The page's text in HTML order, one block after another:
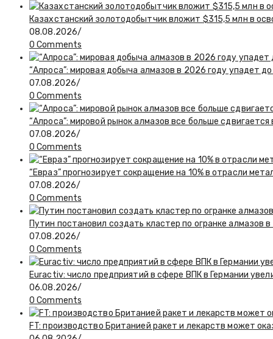
Казахстанский золотодобытчик вложит $315,5 млн в
08.08.2026/
0 Comments
“Алроса”: мировая добыча алмазов в 2026 году упадет
07.08.2026/
0 Comments
“Алроса”: мировой рынок алмазов все больше
07.08.2026/
0 Comments
“Евраз” прогнозирует сокращение на 10% в отрасли
07.08.2026/
0 Comments
Путин постановил создать кластер по огранке алмазов
07.08.2026/
0 Comments
Euractiv: число предприятий в сфере ВПК в Германии
06.08.2026/
0 Comments
FT: производство Британией ракет и лекарств может